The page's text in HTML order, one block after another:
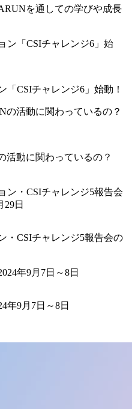
を通しての学びや成長
「CSIチャレンジ6」始動！
活動に関わっているの？
・CSIチャレンジ5報告会の
年9月7日～8日